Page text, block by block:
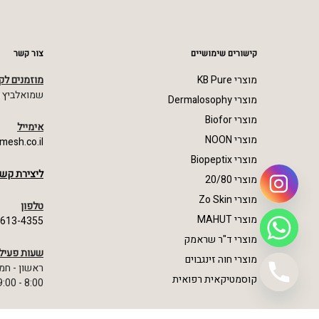
קישורים שימושיים
מוצרי KB Pure
מוצרי Dermalosophy
מוצרי Biofor
מוצרי NOON
מוצרי Biopeptix
מוצרי 20/80
מוצרי Zo Skin
מוצרי MAHUT
מוצרי ד"ר שראמק
מוצרי חוה זינגבוים
קוסמטיקאית רפואית
צור קשר
מוזמנים
שמואלביץ מרדכי
אימייל
ליצירת
טלפון
4355
שעות
ראשון -
8:00 - 19:00